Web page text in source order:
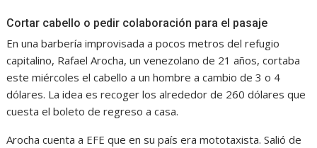
Cortar cabello o pedir colaboración para el pasaje
En una barbería improvisada a pocos metros del refugio
capitalino, Rafael Arocha, un venezolano de 21 años, cortaba
este miércoles el cabello a un hombre a cambio de 3 o 4
dólares. La idea es recoger los alrededor de 260 dólares que
cuesta el boleto de regreso a casa.
Arocha cuenta a EFE que en su país era mototaxista. Salió de